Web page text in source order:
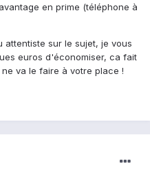
en prime (téléphone à
attentiste sur le sujet, je vous
euros d'économiser, ca fait
va le faire à votre place !